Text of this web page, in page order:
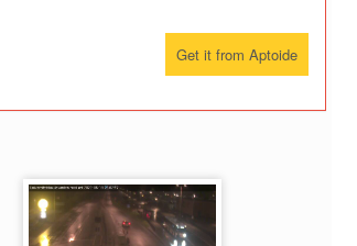
Get it from Aptoide